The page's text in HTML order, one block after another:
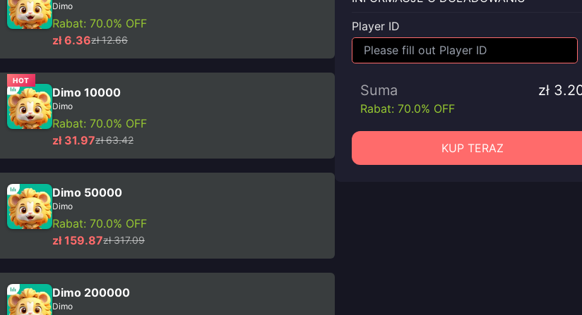
Dimo
Rabat: 70.0% OFF
zł 6.36zł 12.66
HOT
Dimo 10000
Dimo
Rabat: 70.0% OFF
zł 31.97zł 63.42
Dimo 50000
Dimo
Rabat: 70.0% OFF
zł 159.87zł 317.09
Dimo 200000
Dimo
Player ID
Suma zł
Rabat: 70.0% OFF
KUP TERAZ